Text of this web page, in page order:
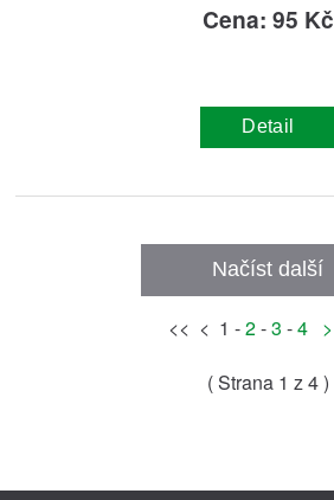
Cena: 95 Kč
Detail
Načíst další
<< < 1 -2-3 -4 >
( Strana 1 z 4 )